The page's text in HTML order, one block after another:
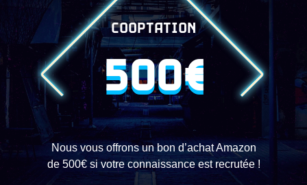
COOPTATION
500€
Nous vous offrons un bon d’achat Amazon
de 500€ si votre connaissance est recrutée !